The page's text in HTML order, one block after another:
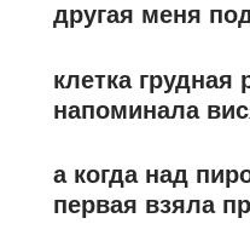
другая меня
клетка грудная
напоминала
а когда над
первая взяла